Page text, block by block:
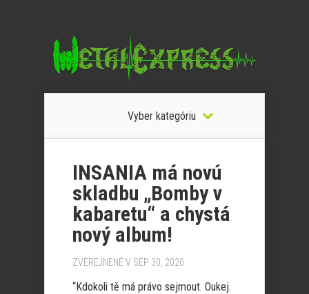
Vyber kategóriu
INSANIA má novú
skladbu „Bomby v
kabaretu“ a chystá
nový album!
ZVEREJNENÉ V SEP 30, 2020
“Kdokoli tě má právo sejmout. Oukej.